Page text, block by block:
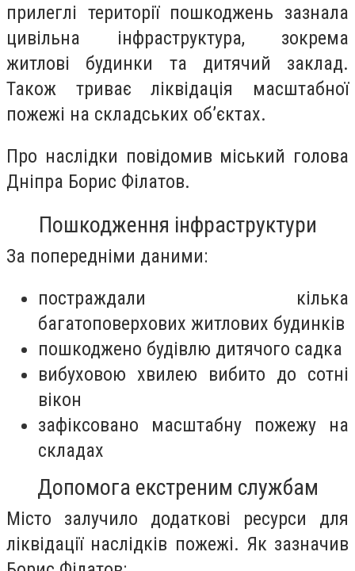
прилеглі території пошкоджень зазнала
цивільна інфраструктура, зокрема
житлові будинки та дитячий заклад.
Також триває ліквідація масштабної
пожежі на складських об’єктах.
Про наслідки повідомив міський голова
Дніпра Борис Філатов.
Пошкодження інфраструктури
За попередніми даними:
постраждали кілька
багатоповерхових житлових будинків
пошкоджено будівлю дитячого садка
вибуховою хвилею вибито до сотні
вікон
зафіксовано масштабну пожежу на
складах
Допомога екстреним службам
Місто залучило додаткові ресурси для
ліквідації наслідків пожежі. Як зазначив